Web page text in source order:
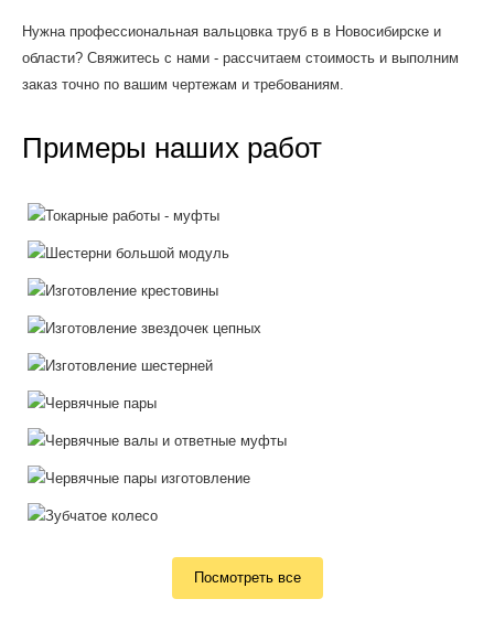
Нужна профессиональная вальцовка труб в в Новосибирске и
области? Свяжитесь с нами - рассчитаем стоимость и выполним
заказ точно по вашим чертежам и требованиям.
Примеры наших работ
Посмотреть все